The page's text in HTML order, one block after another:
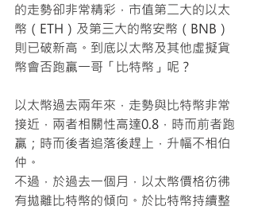
的走勢卻非常精彩，市值第二大的以太
幣（ETH）及第三大的幣安幣（BNB）
則已破新高。到底以太幣及其他虛擬貨
幣會否跑贏一哥「比特幣」呢？
以太幣過去兩年來，走勢與比特幣非常
接近，兩者相關性高達0.8，時而前者跑
贏；時而後者追落後趕上，升幅不相伯
仲。
不過，於過去一個月，以太幣價格彷彿
有拋離比特幣的傾向。於比特幣持續整